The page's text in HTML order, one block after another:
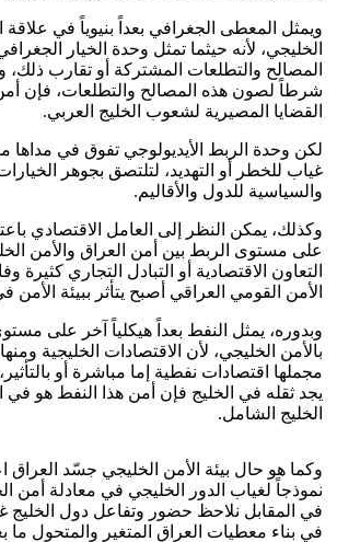
ويمثل المعطى الجغرافي بعداً بنيوياً في
الخليجي، لأنه حيثما تمثل وحدة الخيار
المصالح والتطلعات المشتركة أو تقارب ذلك،
شرطاً لصون هذه المصالح والتطلعات، فإن
القضايا المصيرية لشعوب الخليج العربي.
لكن وحدة الربط الأيديولوجي تفوق في مداها
غياب للخطر أو التهديد، لتلتصق بجوهر
والسياسية للدول والأقاليم.
وكذلك، يمكن النظر إلى العامل الاقتصادي
على مستوى الربط بين أمن العراق والأمن
التعاون الاقتصادية أو التبادل التجاري كثيرة
الأمن القومي العراقي أصبح يتأثر ببيئة الأمن
وبدوره، يمثل النفط بعداً هيكلياً آخر على
بالأمن الخليجي، لأن الاقتصادات الخليجية
مجملها اقتصادات نفطية إما مباشرة أو
يجد ثقله في الخليج فإن أمن هذا النفط هو في
الخليج الشامل.
نموذجاً لغياب الدور الخليجي في معادلة أمن
في المقابل نلاحظ حضور وتفاعل دول الخليج
في بناء معطيات العراق المتغير والمتحول ما بعد